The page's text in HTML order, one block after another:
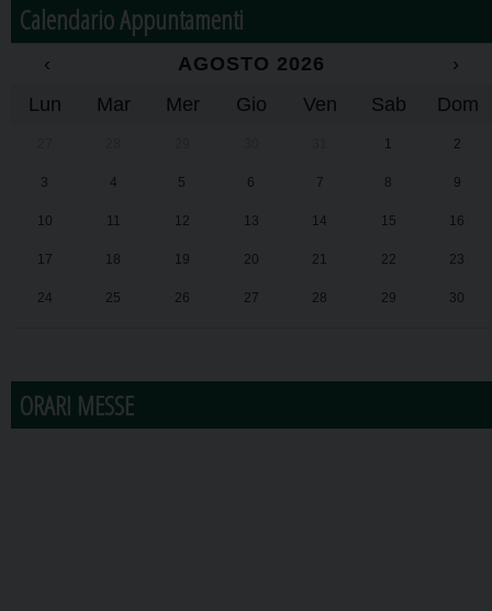
Calendario Appuntamenti
‹ AGOSTO 2026
›
Lun
Mar Mer Gio Ven Sab Dom
1 2
3 4 5 6 7 8 9
10 11 12 13 14 15 16
17 18 19 20 21 22 23
24 25 26 27 28 29 30
ORARI MESSE